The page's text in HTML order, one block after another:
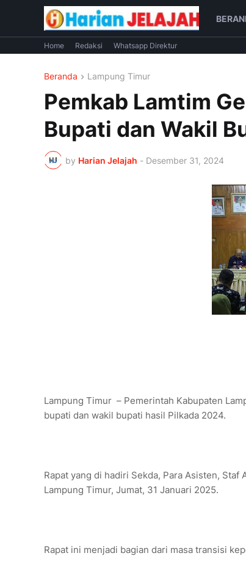
Home Redaksi Whatsapp Direktur
Beranda Lampung Timur
Pemkab Lamtim
Bupati dan Wakil
by Harian Jelajah - Desember 31, 2024
Lampung Timur – Pemerintah Kabupaten
bupati dan wakil bupati hasil Pilkada 2024.
Rapat yang di hadiri Sekda, Para Asisten, Staf
Lampung Timur, Jumat, 31 Januari 2025.
Rapat ini menjadi bagian dari masa transisi